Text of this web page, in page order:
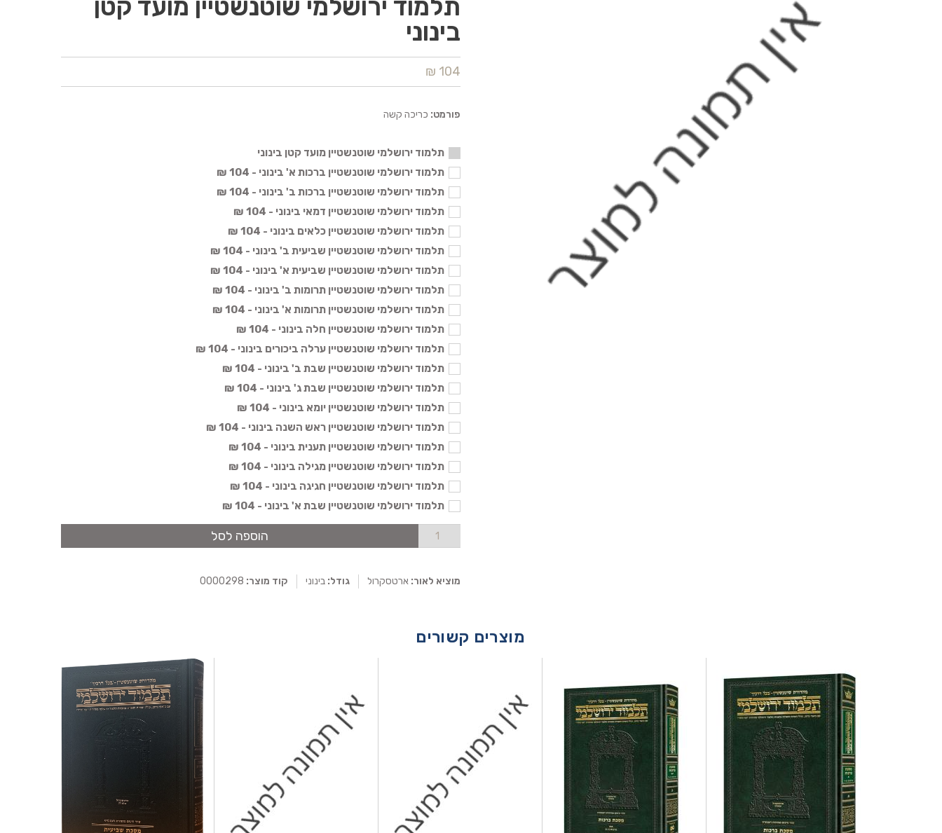
תלמוד ירושלמי שוטנשטיין מועד קטן
בינוני
104 ₪
פורמט: כריכה קשה
תלמוד ירושלמי שוטנשטיין מועד קטן בינוני
תלמוד ירושלמי שוטנשטיין ברכות א' בינוני - 104 ₪
תלמוד ירושלמי שוטנשטיין ברכות ב' בינוני - 104 ₪
תלמוד ירושלמי שוטנשטיין דמאי בינוני - 104 ₪
תלמוד ירושלמי שוטנשטיין כלאים בינוני - 104 ₪
תלמוד ירושלמי שוטנשטיין שביעית ב' בינוני - 104 ₪
תלמוד ירושלמי שוטנשטיין שביעית א' בינוני - 104 ₪
תלמוד ירושלמי שוטנשטיין תרומות ב' בינוני - 104 ₪
תלמוד ירושלמי שוטנשטיין תרומות א' בינוני - 104 ₪
תלמוד ירושלמי שוטנשטיין חלה בינוני - 104 ₪
תלמוד ירושלמי שוטנשטיין ערלה ביכורים בינוני - 104 ₪
תלמוד ירושלמי שוטנשטיין שבת ב' בינוני - 104 ₪
תלמוד ירושלמי שוטנשטיין שבת ג' בינוני - 104 ₪
תלמוד ירושלמי שוטנשטיין יומא בינוני - 104 ₪
תלמוד ירושלמי שוטנשטיין ראש השנה בינוני - 104 ₪
תלמוד ירושלמי שוטנשטיין תענית בינוני - 104 ₪
תלמוד ירושלמי שוטנשטיין מגילה בינוני - 104 ₪
תלמוד ירושלמי שוטנשטיין חגיגה בינוני - 104 ₪
תלמוד ירושלמי שוטנשטיין שבת א' בינוני - 104 ₪
הוספה לסל
מוציא לאור: ארטסקרול גודל: בינוני קוד מוצר:
מוצרים קשורים